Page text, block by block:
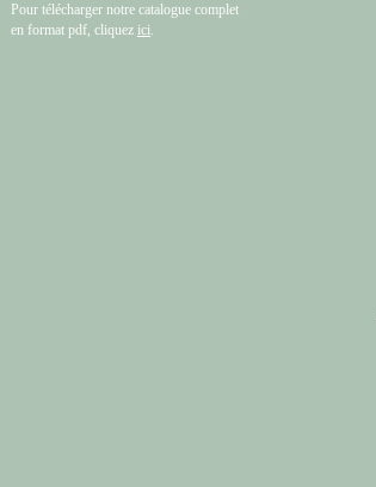
Pour télécharger notre catalogue complet
en format pdf, cliquez ici.